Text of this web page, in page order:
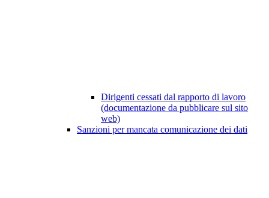
Dirigenti cessati dal rapporto di lavoro
(documentazione da pubblicare sul sito
web)
Sanzioni per mancata comunicazione dei dati